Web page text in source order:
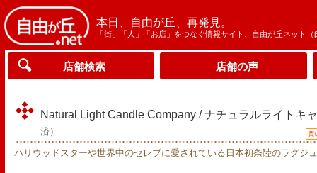
本日、自由が丘、再発見。
「街」「人」「お店」をつなぐ情報サイト、自由が丘ネット（
店舗検索 店舗の声
Natural Light Candle Company / ナチュラルライトキ
済） 買
ハリウッドスターや世界中のセレブに愛されている日本初条陸のラグジ